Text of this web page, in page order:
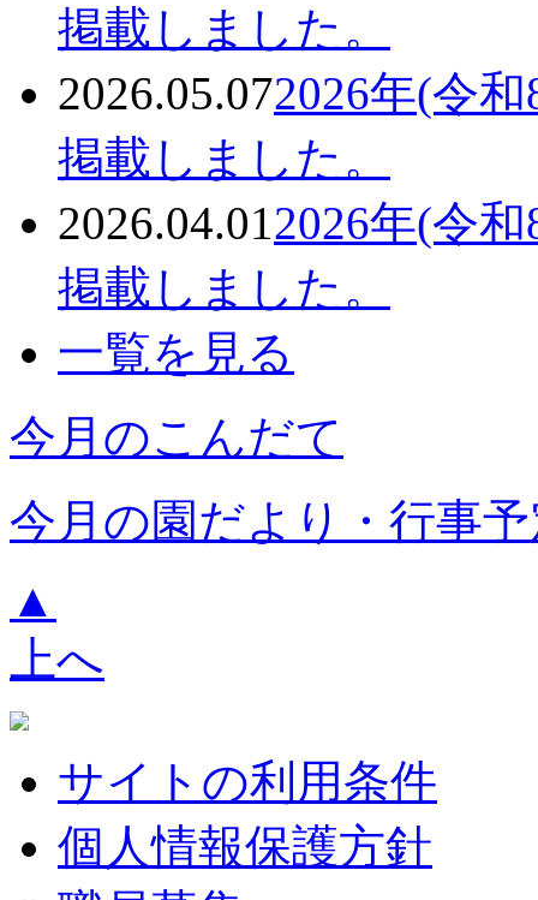
掲載しました。
2026.05.072026年(令
掲載しました。
2026.04.01 2026年(令
掲載しました。
一覧を見る
今月のこんだて
今月の園だより・行事
▲
上へ
サイトの利用条件
個人情報保護方針